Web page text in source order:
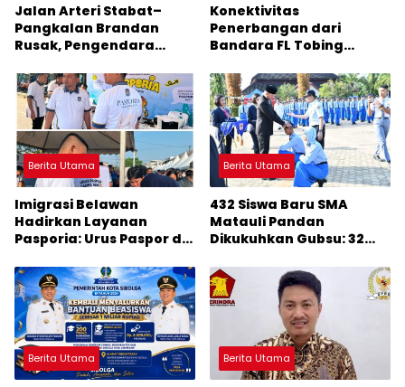
Jalan Arteri Stabat–
Pangkalan Brandan
Rusak, Pengendara
Konektivitas
Penerbangan dari
Bandara FL Tobing
Jadi Perhatian Anggota
DPR RI Muhammad Lokot
Nasution
Berita Utama
Imigrasi Belawan
Hadirkan Layanan
Pasporia: Urus Paspor di
Berita Utama
432 Siswa Baru SMA
Matauli Pandan
Dikukuhkan Gubsu: 32
SDM Unggul
Berita Utama Berita Utama